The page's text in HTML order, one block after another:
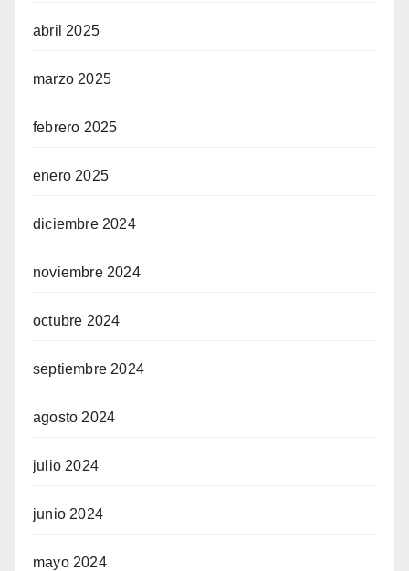
abril 2025
marzo 2025
febrero 2025
enero 2025
diciembre 2024
noviembre 2024
octubre 2024
septiembre 2024
agosto 2024
julio 2024
junio 2024
mayo 2024